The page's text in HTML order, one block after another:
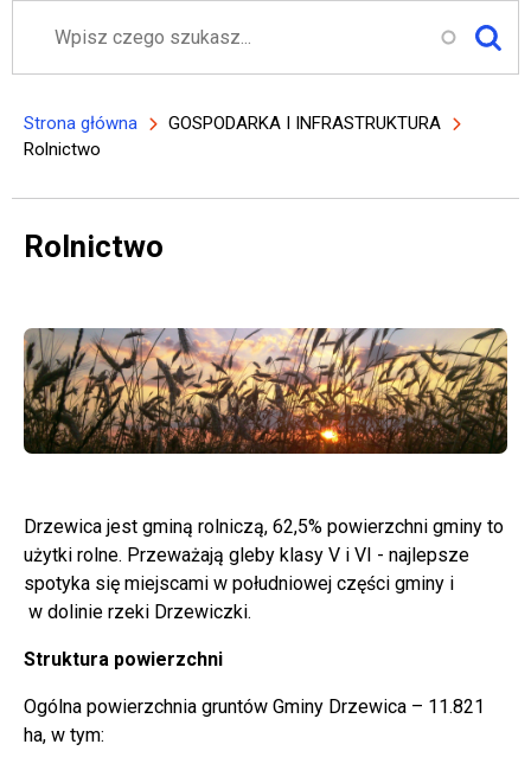
Ścieżka nawigacyjna
Strona główna
GOSPODARKA I INFRASTRUKTURA
Rolnictwo
Rolnictwo
Drzewica jest gminą rolniczą, 62,5% powierzchni gminy to
użytki rolne. Przeważają gleby klasy V i VI - najlepsze
spotyka się miejscami w południowej części gminy i
w dolinie rzeki Drzewiczki.
Struktura powierzchni
Ogólna powierzchnia gruntów Gminy Drzewica – 11.821
ha, w tym: